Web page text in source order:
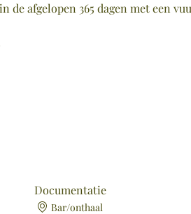
de afgelopen 365 dagen met een
Documentatie
Bar/onthaal